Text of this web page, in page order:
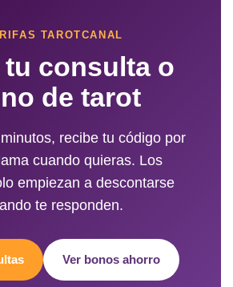
TAROTCANAL
tu consulta o
de tarot
recibe tu código por
cuando quieras. Los
empiezan a descontarse
te responden.
Ver bonos ahorro